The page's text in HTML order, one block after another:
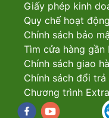
Giấy phép kinh
Quy chế hoạt
Chính sách bảo
Tìm cửa hàng gần
Chính sách giao
Chính sách đổi trả
Chương trình
Facebookyoutube